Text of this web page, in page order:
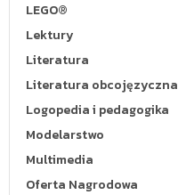
LEGO®
Lektury
Literatura
Literatura obcojęzyczna
Logopedia i pedagogika
Modelarstwo
Multimedia
Oferta Nagrodowa